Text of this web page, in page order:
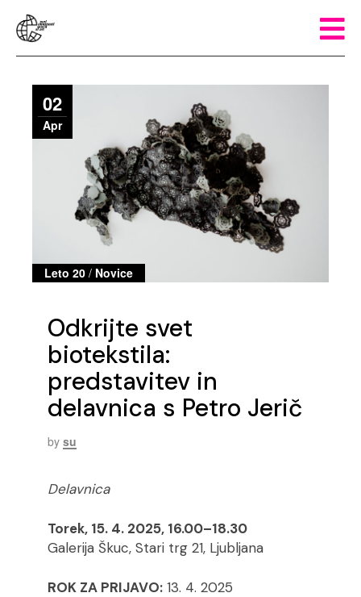
02
Apr
Leto 20 / Novice
Odkrijte svet
biotekstila:
predstavitev in
delavnica s Petro Jerič
by su
Delavnica
Torek, 15. 4. 2025, 16.00–18.30
Galerija Škuc, Stari trg 21, Ljubljana
ROK ZA PRIJAVO:13. 4. 2025